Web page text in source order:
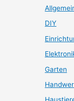
DIY
Garten